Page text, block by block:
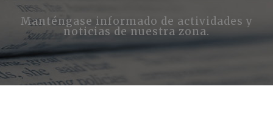
Manténgase informado de actividades y
noticias de nuestra zona.